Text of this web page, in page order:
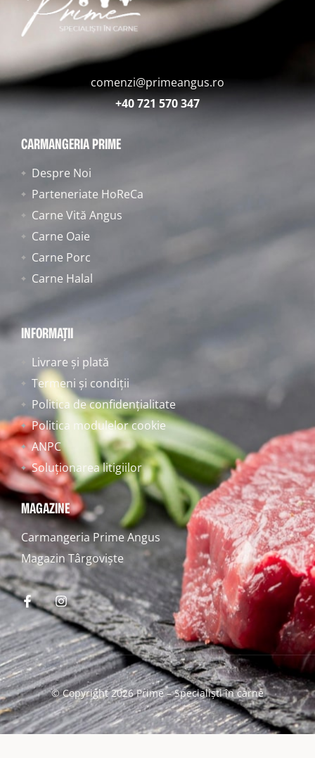
comenzi@primeangus.ro
+40 721 570 347
CARMANGERIA PRIME
Despre Noi
Parteneriate HoReCa
Carne Vită Angus
Carne Oaie
Carne Porc
Carne Halal
INFORMAȚII
Livrare și plată
Termeni și condiții
Politica de confidențialitate
Politica modulelor cookie
ANPC
Soluționarea litigiilor
MAGAZINE
Carmangeria Prime Angus
Magazin Târgoviște
© Copyright 2026 Prime – Specialiști în carne